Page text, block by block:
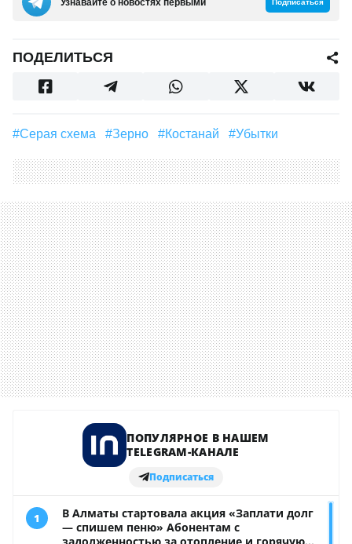
Подписаться
ПОДЕЛИТЬСЯ
#серая схема #зерно #Костанай #Убытки